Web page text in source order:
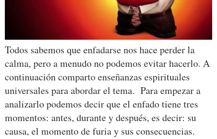
Todos sabemos que enfadarse nos hace perder la
calma, pero a menudo no podemos evitar hacerlo. A
continuación comparto enseñanzas espirituales
universales para abordar el tema. Para empezar a
analizarlo podemos decir que el enfado tiene tres
momentos: antes, durante y después, es decir: su
causa, el momento de furia y sus consecuencias.